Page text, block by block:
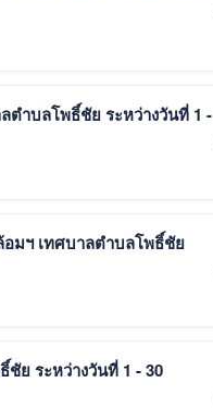
ตำบลโพธิ์ชัย ระหว่างวันที่ 1 -
มฯ เทศบาลตำบลโพธิ์ชัย
ย ระหว่างวันที่ 1 - 30